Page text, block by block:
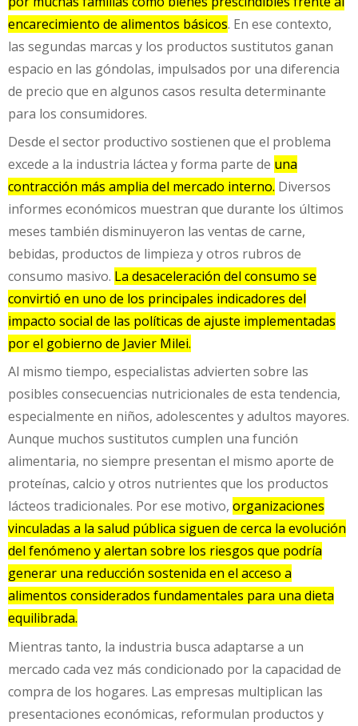
encarecimiento de alimentos básicos. En ese contexto,
las segundas marcas y los productos sustitutos ganan
espacio en las góndolas, impulsados por una diferencia
de precio que en algunos casos resulta determinante
para los consumidores.
Desde el sector productivo sostienen que el problema
excede a la industria láctea y forma parte de una
contracción más amplia del mercado interno. Diversos
informes económicos muestran que durante los últimos
meses también disminuyeron las ventas de carne,
bebidas, productos de limpieza y otros rubros de
consumo masivo. La desaceleración del consumo se
convirtió en uno de los principales indicadores del
impacto social de las políticas de ajuste implementadas
por el gobierno de Javier Milei.
Al mismo tiempo, especialistas advierten sobre las
posibles consecuencias nutricionales de esta tendencia,
especialmente en niños, adolescentes y adultos mayores.
Aunque muchos sustitutos cumplen una función
alimentaria, no siempre presentan el mismo aporte de
proteínas, calcio y otros nutrientes que los productos
lácteos tradicionales. Por ese motivo, organizaciones
vinculadas a la salud pública siguen de cerca la evolución
del fenómeno y alertan sobre los riesgos que podría
generar una reducción sostenida en el acceso a
alimentos considerados fundamentales para una dieta
equilibrada.
Mientras tanto, la industria busca adaptarse a un
mercado cada vez más condicionado por la capacidad de
compra de los hogares. Las empresas multiplican las
presentaciones económicas, reformulan productos y